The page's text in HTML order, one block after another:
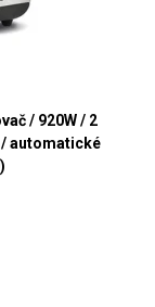
/ 920W / 2
automatické